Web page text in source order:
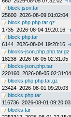
block.json.tar
25600 2026-08-09 01:02:04
block.php.php.tar.gz
1735 2026-08-04 19:20:16 -
block.php.tar
6144 2026-08-04 19:20:16 -
blocks-json.php.php.tar.gz
18238 2026-08-05 02:31:05
blocks-json.php.tar
220160 2026-08-05 02:31:04
blocks.php.php.tar.gz
23424 2026-08-01 09:20:03
blocks.php.tar
116736 2026-08-01 09:20:03
blocks.tar